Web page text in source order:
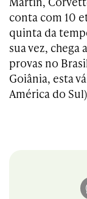
conta com 10
quinta da
sua vez, chega
provas no
Goiânia, esta
América do